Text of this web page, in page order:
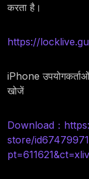
करता है।
https://
iPhone
खोजें
Download：
store/